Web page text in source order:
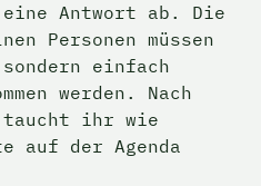
eine Antwort ab. Die
Personen müssen
einfach
werden. Nach
taucht ihr wie
auf der Agenda